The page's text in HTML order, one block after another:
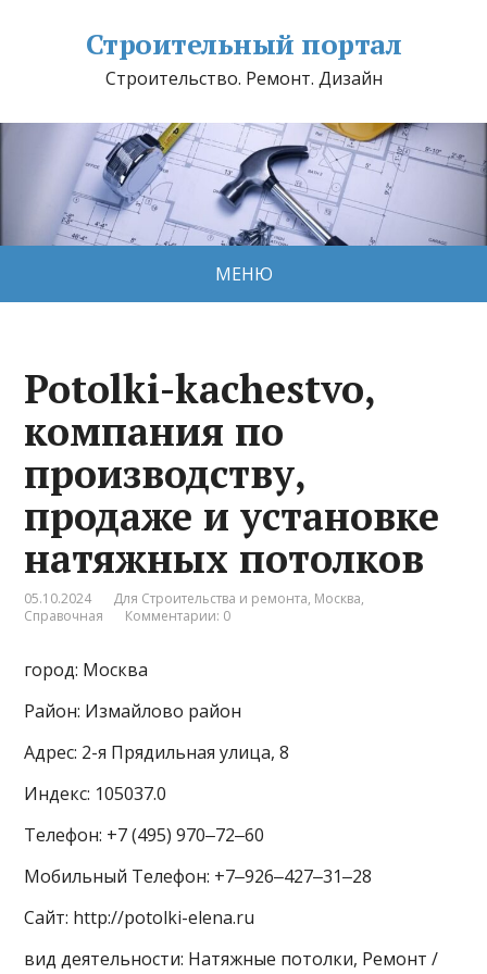
Строительный портал
Строительство. Ремонт. Дизайн
МЕНЮ
Potolki-kachestvo,
компания по
производству,
продаже и установке
натяжных потолков
05.10.2024 Для Строительства и ремонта, Москва,
Справочная
Комментарии: 0
город: Москва
Район: Измайлово район
Адрес: 2-я Прядильная улица, 8
Индекс: 105037.0
Телефон: +7 (495) 970‒72‒60
Мобильный Телефон: +7‒926‒427‒31‒28
Сайт: http://potolki-elena.ru
вид деятельности: Натяжные потолки, Ремонт /